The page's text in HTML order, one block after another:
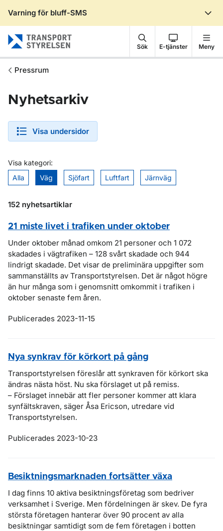
Varning för bluff-SMS
Sök E-tjänster Meny
Pressrum
Nyhetsarkiv
Visa undersidor
Visa kategori:
Alla
Väg Sjöfart Luftfart Järnväg
152 nyhetsartiklar
21 miste livet i trafiken under oktober
Under oktober månad omkom 21 personer och 1 072
skadades i vägtrafiken – 128 svårt skadade och 944
lindrigt skadade. Det visar de preliminära uppgifter som
sammanställts av Transportstyrelsen. Det är något högre
än hur många som i genomsnitt omkommit i trafiken i
oktober senaste fem åren.
Publicerades 2023-11-15
Nya synkrav för körkort på gång
Transportstyrelsen föreslår att synkraven för körkort ska
ändras nästa höst. Nu ska förslaget ut på remiss.
– Förslaget innebär att fler personer kommer att klara
synfältskraven, säger Åsa Ericson, utredare vid
Transportstyrelsen.
Publicerades 2023-10-23
Besiktningsmarknaden fortsätter växa
I dag finns 10 aktiva besiktningsföretag som bedriver
verksamhet i Sverige. Men fördelningen är skev. De fyra
största företagen hanterar över 90 procent av alla
besiktningar samtidigt som de fem företagen i botten